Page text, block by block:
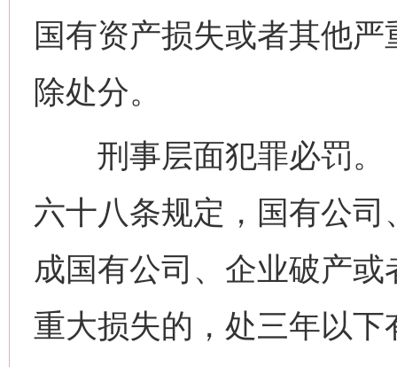
国有资产损失或者其他
除处分。
刑事层面犯罪必罚。
六十八条规定，国有公
成国有公司、企业破产
重大损失的，处三年以